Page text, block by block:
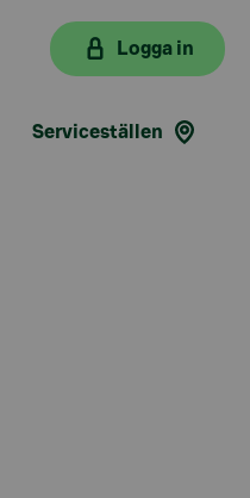
Logga in
Serviceställen